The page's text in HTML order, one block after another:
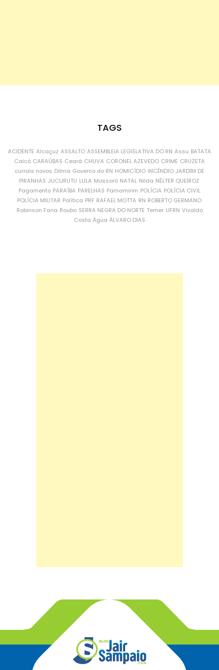
TAGS
ACIDENTE Alcaçuz ASSALTO ASSEMBLEIA LEGISLATIVA DO RN Assu BATATA
Caicó CARAÚBAS Ceará CHUVA CORONEL AZEVEDO CRIME CRUZETA
currais novos Dilma Governo do RN HOMICÍDIO INCÊNDIO JARDIM DE
PIRANHAS JUCURUTU LULA Mossoró NATAL Nilda NÉLTER QUEIROZ
Pagamento PARAÍBA PARELHAS Parnamirim POLÍCIA POLÍCIA CIVIL
POLÍCIA MILITAR Política PRF RAFAEL MOTTA RN ROBERTO GERMANO
Robinson Faria Roubo SERRA NEGRA DO NORTE Temer UFRN Vivaldo
Costa Água ÁLVARO DIAS